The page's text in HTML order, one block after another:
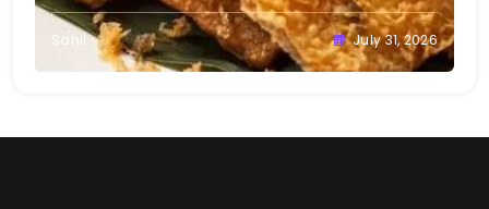
Sahil July 31, 2026